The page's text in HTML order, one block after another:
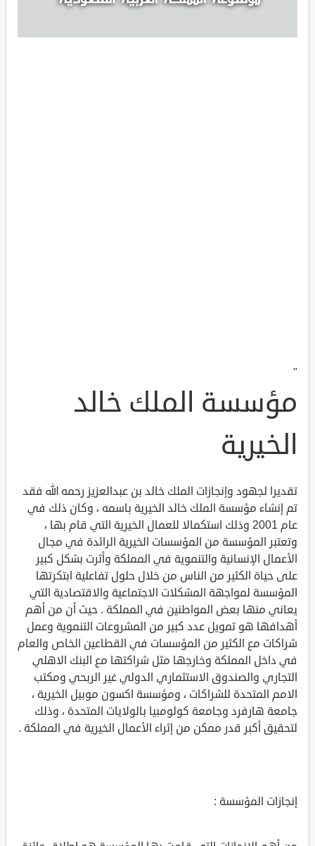
"
مؤسسة الملك خالد
الخيرية
تقديرا لجهود وإنجازات الملك خالد بن عبدالعزيز رحمه الله فقد
تم إنشاء مؤسسة الملك خالد الخيرية باسمه ، وكان ذلك في
عام 2001 وذلك استكمالا للعمال الخيرية التي قام بها ،
وتعتبر المؤسسة من المؤسسات الخيرية الرائدة في مجال
الأعمال الإنسانية والتنموية في المملكة وأثرت بشكل كبير
على حياة الكثير من الناس من خلال حلول تفاعلية ابتكرتها
المؤسسة لمواجهة المشكلات الاجتماعية والاقتصادية التي
يعاني منها بعض المواطنين في المملكة . حيث أن من أهم
أهدافها هو تمويل عدد كبير من المشروعات التنموية وعمل
شراكات مع الكثير من المؤسسات في القطاعين الخاص والعام
في داخل المملكة وخارجها مثل شراكتها مع البنك الاهلي
التجاري والصندوق الاستثماري الدولي غير الربحي ومكتب
الامم المتحدة للشراكات ، ومؤسسة اكسون موبيل الخيرية ،
جامعة هارفرد وجامعة كولومبيا بالولايات المتحدة ، وذلك
لتحقيق أكبر قدر ممكن من إثراء الأعمال الخيرية في المملكة .
إنجازات المؤسسة :